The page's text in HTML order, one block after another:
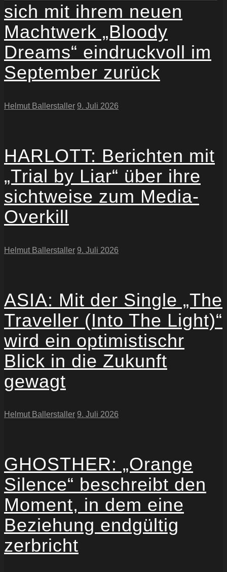
sich mit ihrem neuen
Machtwerk „Bloody
Dreams“ eindruckvoll im
September zurück
Helmut Ballerstaller 9. Juli 2026
HARLOTT: Berichten mit
„Trial by Liar“ über ihre
sichtweise zum Media-
Overkill
Helmut Ballerstaller 9. Juli 2026
ASIA: Mit der Single „The
Traveller (Into The Light)“
wird ein optimistischr
Blick in die Zukunft
gewagt
Helmut Ballerstaller 9. Juli 2026
GHOSTHER: „Orange
Silence“ beschreibt den
Moment, in dem eine
Beziehung endgültig
zerbricht